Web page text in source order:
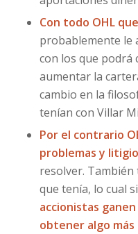
Con todo OHL
probablemente le
con los que podrá
aumentar la
cambio en la
tenían con Villar
Por el contrario
problemas y
resolver. También
que tenía, lo cual
accionistas
obtener algo